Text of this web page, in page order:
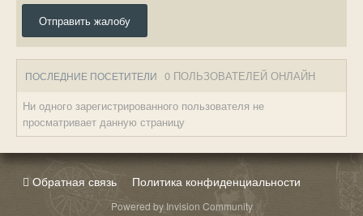
Отправить жалобу
ПОСЛЕДНИЕ ПОСЕТИТЕЛИ 0 ПОЛЬЗОВАТЕЛЕЙ ОНЛАЙН
Ни одного зарегистрированного пользователя не
просматривает данную страницу
Обратная связь Политика конфиденциальности
Powered by Invision Community